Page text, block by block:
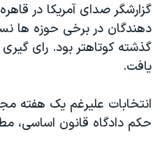
اعتراضات مردمی آبان ۹۸
اسرائیل در جنگ
نرگس محمدی برنده جایزه نوبل
صفحه‌های ویژه
سفر پرزیدنت ترامپ به چین
گزارشگر صدای آمریکا در
دهندگان در برخی حوزه ها
گذشته کوتاهتر بود. رای
یافت.
انتخابات علیرغم یک هفته
حکم دادگاه قانون اساسی،